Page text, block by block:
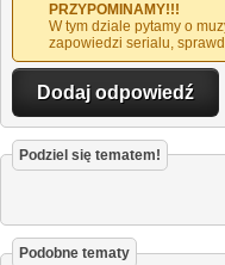
PRZYPOMINAMY!!!
W tym dziale pytamy o
zapowiedzi serialu,
Podziel się tematem!
Podobne tematy